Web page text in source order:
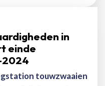
in
einde
2024
touwzwaaien